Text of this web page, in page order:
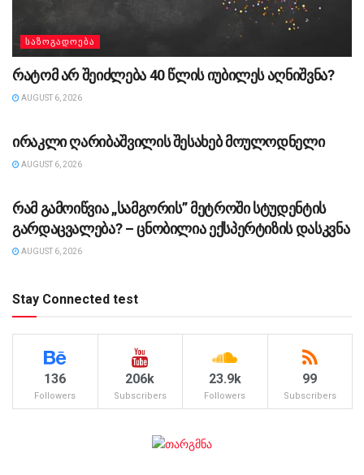
ᲡᲐᲖᲝᲒᲐᲓᲝᲔᲑᲐ
რატომ არ შეიძლება 40 წლის იუბილეს აღნიშვნა?
AUGUST 6, 2026
ირაკლი ღარიბაშვილის შესახებ მოულოდნელი
AUGUST 6, 2026
რამ გამოიწვია „სამგორის” მეტროში სტუდენტის
გარდაცვალება? – ცნობილია ექსპერტიზის დასკვნა
AUGUST 6, 2026
Stay Connected test
136
Followers
206k
Subscribers
23.9k
Followers
99
Subscribers